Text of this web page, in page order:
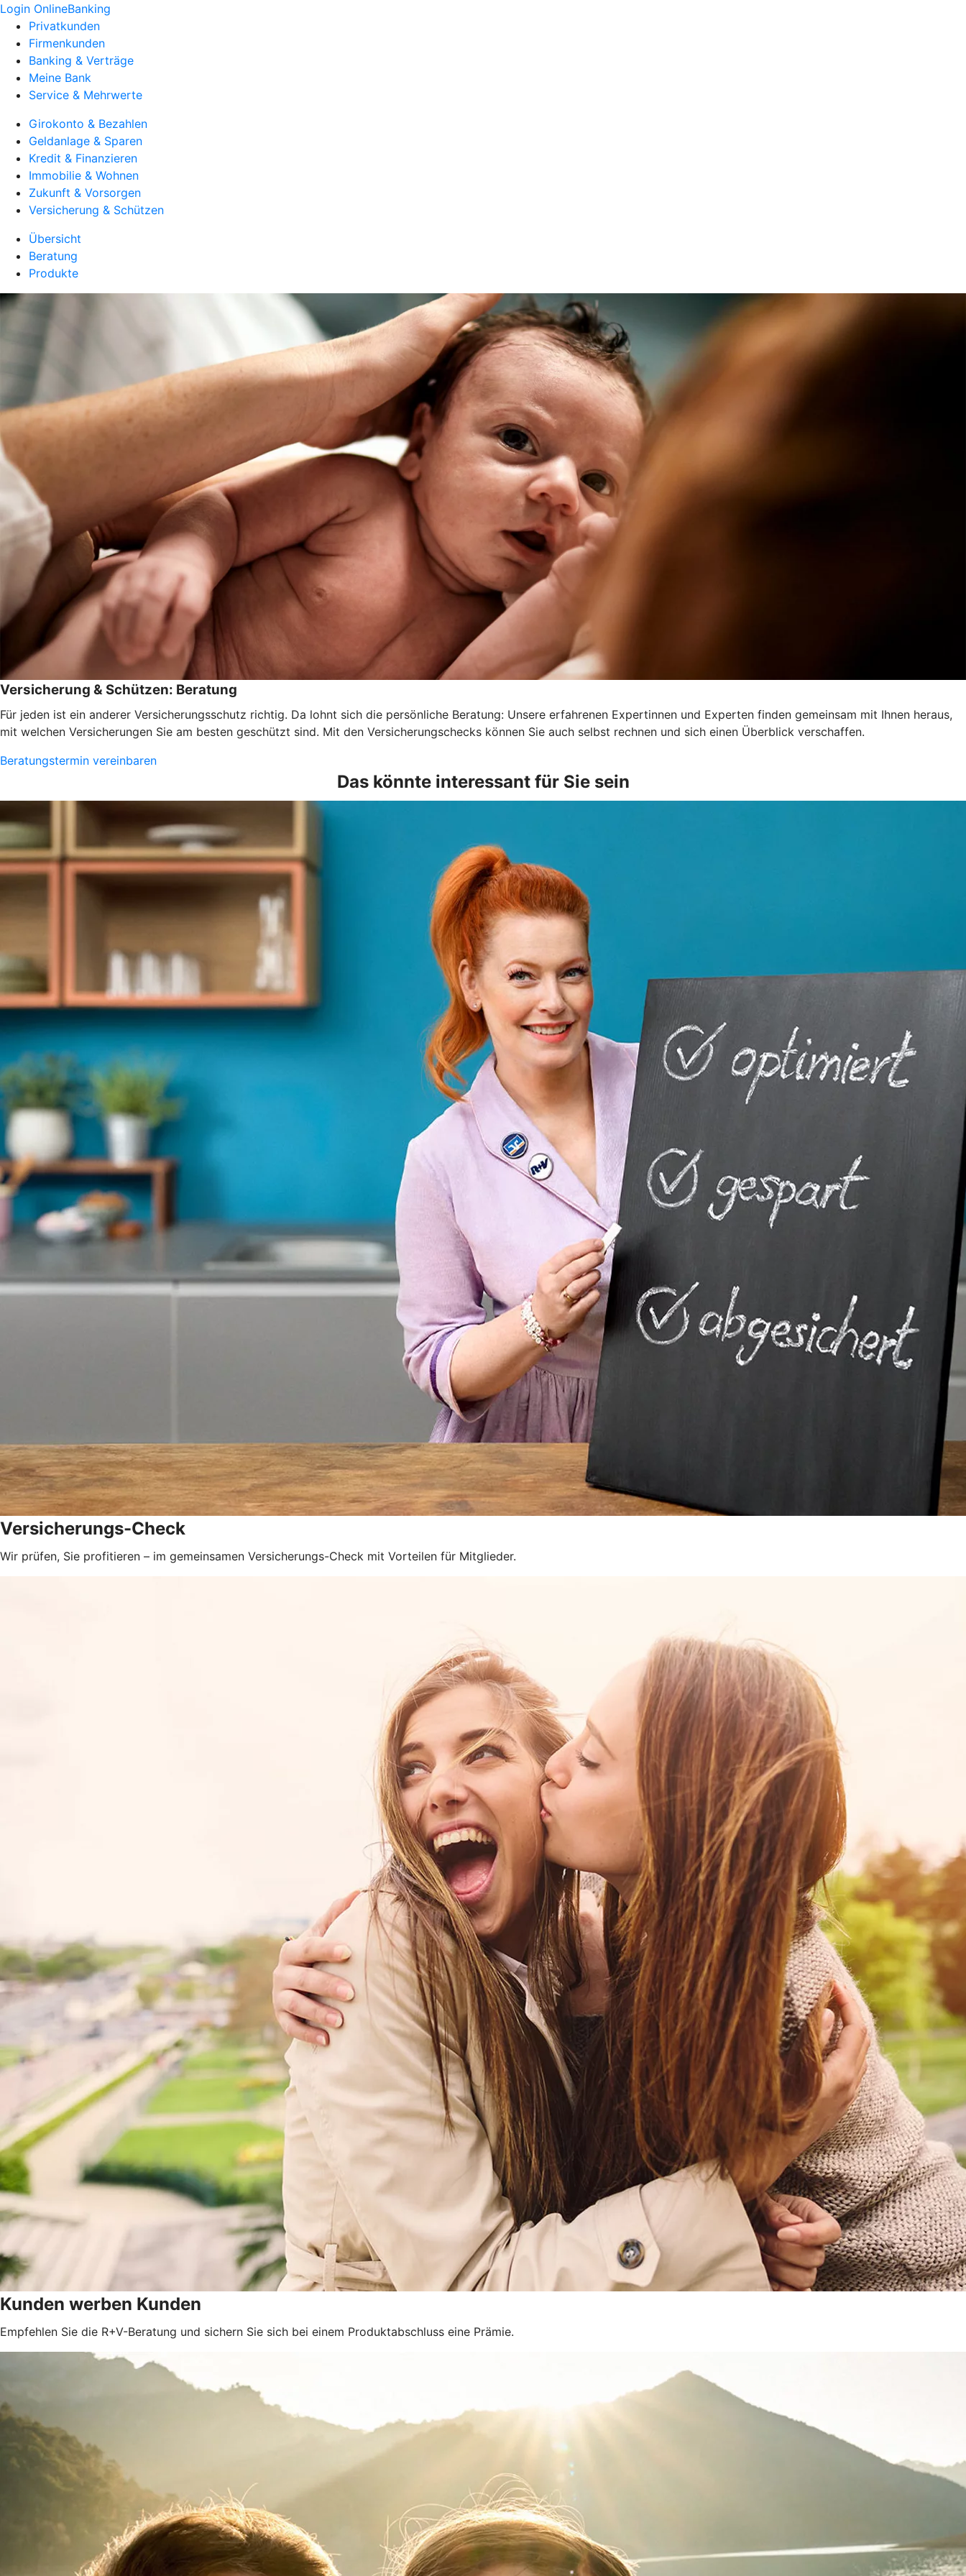
Login OnlineBanking
Privatkunden
Firmenkunden
Banking & Verträge
Meine Bank
Service & Mehrwerte
Girokonto & Bezahlen
Geldanlage & Sparen
Kredit & Finanzieren
Immobilie & Wohnen
Zukunft & Vorsorgen
Versicherung & Schützen
Übersicht
Beratung
Produkte
Versicherung & Schützen: Beratung
Für jeden ist ein anderer Versicherungsschutz richtig. Da lohnt sich die persönliche Beratung: Unsere erfahrenen Expertinnen und Experten finden gemeinsam mit Ihnen heraus,
mit welchen Versicherungen Sie am besten geschützt sind. Mit den Versicherungschecks können Sie auch selbst rechnen und sich einen Überblick verschaffen.
Beratungstermin vereinbaren
Das könnte interessant für Sie sein
Versicherungs-Check
Wir prüfen, Sie profitieren – im gemeinsamen Versicherungs-Check mit Vorteilen für Mitglieder.
Kunden werben Kunden
Empfehlen Sie die R+V-Beratung und sichern Sie sich bei einem Produktabschluss eine Prämie.